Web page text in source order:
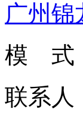
广州锦
模 式
联系人